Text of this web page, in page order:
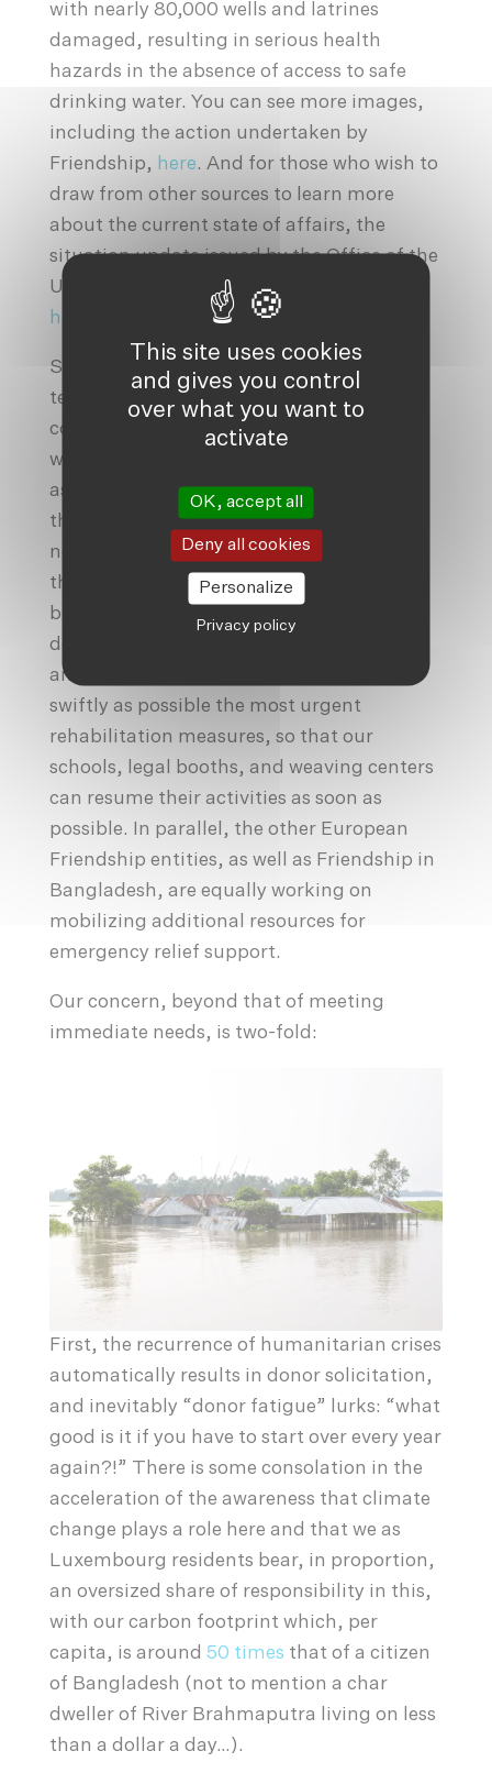
with nearly 80,000 wells and latrines
damaged, resulting in serious health
hazards in the absence of access to safe
drinking water. You can see more images,
including the action undertaken by
Friendship, here. And for those who wish to
draw from other sources to learn more
about the current state of affairs, the
situation update issued by the Office of the
UN Resident Coordinator can be found
here
Since day one, Friendship Bangladesh
teams, supported by a large number of
community volunteers, have been dealing
with the most pressing needs while
assessing those to be met as a priority in
the coming weeks pending a return to
normal. With the support of, in particular,
the Luxembourg Ministry of Cooperation,
but also with funds from our private
donors, we will provide food, sanitation
and health assistance, while initiating as
swiftly as possible the most urgent
rehabilitation measures, so that our
schools, legal booths, and weaving centers
can resume their activities as soon as
possible. In parallel, the other European
Friendship entities, as well as Friendship in
Bangladesh, are equally working on
mobilizing additional resources for
emergency relief support.
Our concern, beyond that of meeting
immediate needs, is two-fold:
First, the recurrence of humanitarian crises
automatically results in donor solicitation,
and inevitably “donor fatigue” lurks: “what
good is it if you have to start over every year
again?!” There is some consolation in the
acceleration of the awareness that climate
change plays a role here and that we as
Luxembourg residents bear, in proportion,
an oversized share of responsibility in this,
with our carbon footprint which, per
capita, is around 50 times that of a citizen
of Bangladesh (not to mention a char
dweller of River Brahmaputra living on less
than a dollar a day…).
This site uses cookies
and gives you control
over what you want to
activate
OK, accept all
Deny all cookies
Personalize
Privacy policy